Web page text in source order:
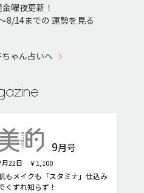
曜夜更新！
8/14までの 運勢を見る
ゃん占いへ
9月号
月22日 ￥1,100
もメイクも「スタミナ」仕込み
くずれ知らず！